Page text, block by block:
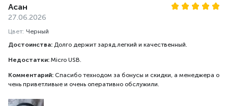
Асан
27.06.2026
Цвет: Черный
Достоинства: Долго держит заряд.легкий и качественный.
Недостатки: Micro USB.
Комментарий: Спасибо технодом за бонусы и скидки, а менеджера о
чень приветливые и очень оперативно обслужили.